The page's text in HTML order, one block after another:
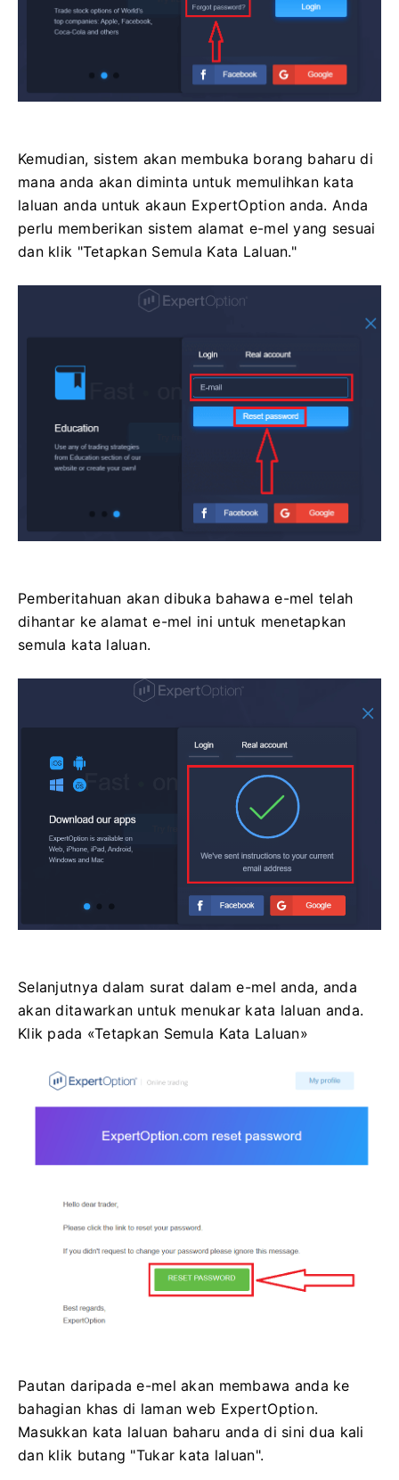
Kemudian, sistem akan membuka borang baharu di
mana anda akan diminta untuk memulihkan kata
laluan anda untuk akaun ExpertOption anda. Anda
perlu memberikan sistem alamat e-mel yang sesuai
dan klik "Tetapkan Semula Kata Laluan."
Pemberitahuan akan dibuka bahawa e-mel telah
dihantar ke alamat e-mel ini untuk menetapkan
semula kata laluan.
Selanjutnya dalam surat dalam e-mel anda, anda
akan ditawarkan untuk menukar kata laluan anda.
Klik pada «Tetapkan Semula Kata Laluan»
Pautan daripada e-mel akan membawa anda ke
bahagian khas di laman web ExpertOption.
Masukkan kata laluan baharu anda di sini dua kali
dan klik butang "Tukar kata laluan".